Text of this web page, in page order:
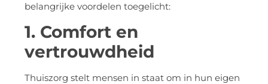
belangrijke voordelen toegelicht:
1. Comfort en
vertrouwdheid
Thuiszorg stelt mensen in staat om in hun eigen